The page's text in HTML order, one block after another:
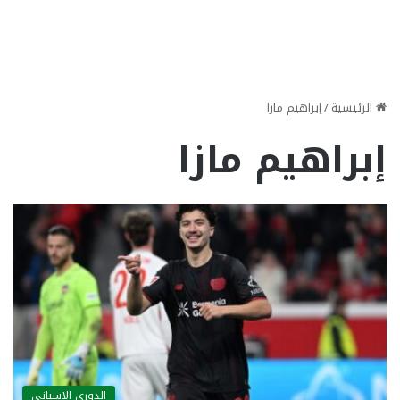
الرئيسية/إبراهيم مازا
إبراهيم مازا
الدوري الاسباني